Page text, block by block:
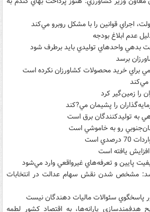
شد: مشخص شدن نقش سهام عدالت در انتخابات
هدفمندسازي يارانه‌ها، به اقتصاد کشور لطمه‌